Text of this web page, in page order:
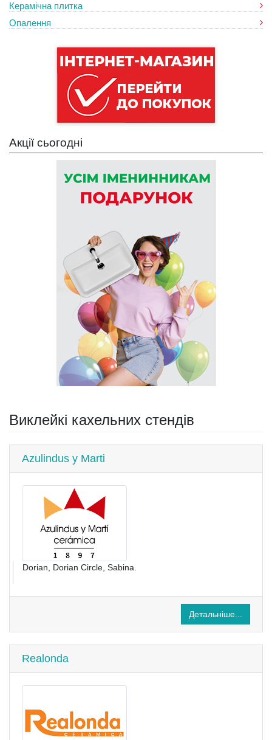
Керамічна плитка
Опалення
Акції сьогодні
Виклейкі кахельних стендів
Azulindus y Marti
Dorian, Dorian Circle, Sabina.
Детальніше...
Realonda